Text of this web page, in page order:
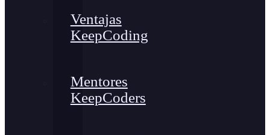
Ventajas
KeepCoding
Mentores
KeepCoders